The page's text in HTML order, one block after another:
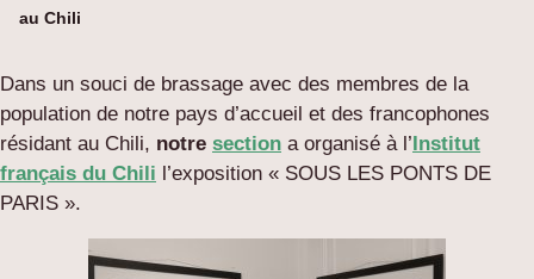
au Chili
Dans un souci de brassage avec des membres de la
population de notre pays d’accueil et des francophones
résidant au Chili, notre section a organisé à l’ Institut
français du Chili l’exposition « SOUS LES PONTS DE
PARIS ».